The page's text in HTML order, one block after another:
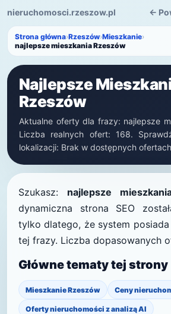
nieruchomosci.rzeszow.pl ←
Strona główna›Rzeszów›Mieszkanie›
najlepsze mieszkania Rzeszów
Najlepsze
Rzeszów
Aktualne oferty dla frazy: najlepsze
Liczba realnych ofert: 168.
lokalizacji: Brak w dostępnych
Szukasz: najlepsze
dynamiczna strona SEO
tylko dlatego, że system
tej frazy. Liczba dopasowanych
Główne tematy tej strony
Mieszkanie Rzeszów Ceny
Oferty nieruchomości z analizą AI